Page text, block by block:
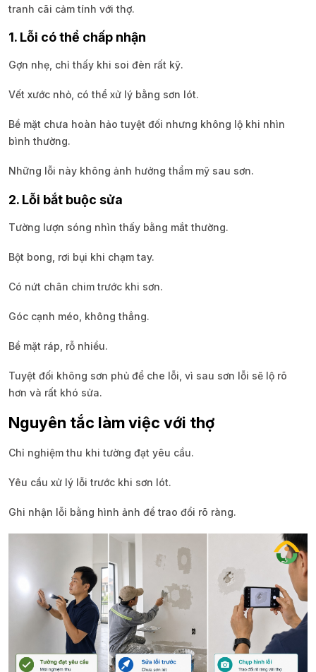
tranh cãi cảm tính với thợ.
1. Lỗi có thể chấp nhận
Gợn nhẹ, chỉ thấy khi soi đèn rất kỹ.
Vết xước nhỏ, có thể xử lý bằng sơn lót.
Bề mặt chưa hoàn hảo tuyệt đối nhưng không lộ khi nhìn
bình thường.
Những lỗi này không ảnh hưởng thẩm mỹ sau sơn.
2. Lỗi bắt buộc sửa
Tường lượn sóng nhìn thấy bằng mắt thường.
Bột bong, rơi bụi khi chạm tay.
Có nứt chân chim trước khi sơn.
Góc cạnh méo, không thẳng.
Bề mặt ráp, rỗ nhiều.
Tuyệt đối không sơn phủ để che lỗi, vì sau sơn lỗi sẽ lộ rõ
hơn và rất khó sửa.
Nguyên tắc làm việc với thợ
Chỉ nghiệm thu khi tường đạt yêu cầu.
Yêu cầu xử lý lỗi trước khi sơn lót.
Ghi nhận lỗi bằng hình ảnh để trao đổi rõ ràng.